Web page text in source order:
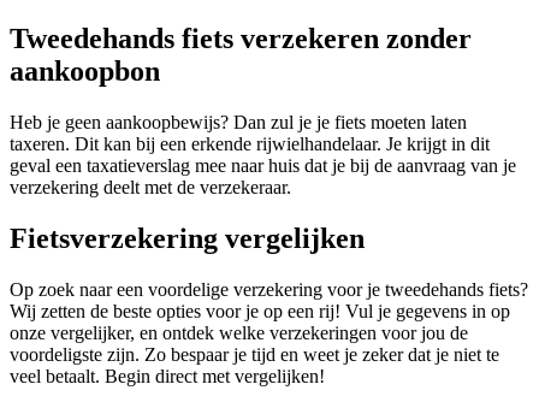
Tweedehands fiets verzekeren zonder
aankoopbon
Heb je geen aankoopbewijs? Dan zul je je fiets moeten laten
taxeren. Dit kan bij een erkende rijwielhandelaar. Je krijgt in dit
geval een taxatieverslag mee naar huis dat je bij de aanvraag van je
verzekering deelt met de verzekeraar.
Fietsverzekering vergelijken
Op zoek naar een voordelige verzekering voor je tweedehands fiets?
Wij zetten de beste opties voor je op een rij! Vul je gegevens in op
onze vergelijker, en ontdek welke verzekeringen voor jou de
voordeligste zijn. Zo bespaar je tijd en weet je zeker dat je niet te
veel betaalt. Begin direct met vergelijken!